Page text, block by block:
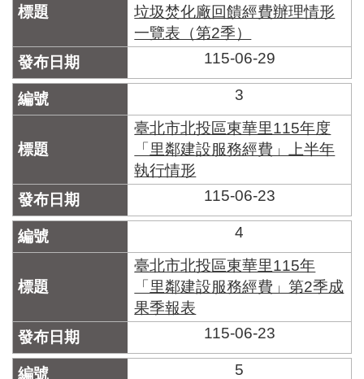
文
資
產
臺
北
區
界
說
臺
鄰
冊
垃圾焚化廠回饋經費辦理情形
一覽表（第2季）
115-06-29
3
臺北市北投區東華里115年度
「里鄰建設服務經費」上半年
執行情形
115-06-23
4
臺北市北投區東華里115年
「里鄰建設服務經費」第2季成
果季報表
115-06-23
5